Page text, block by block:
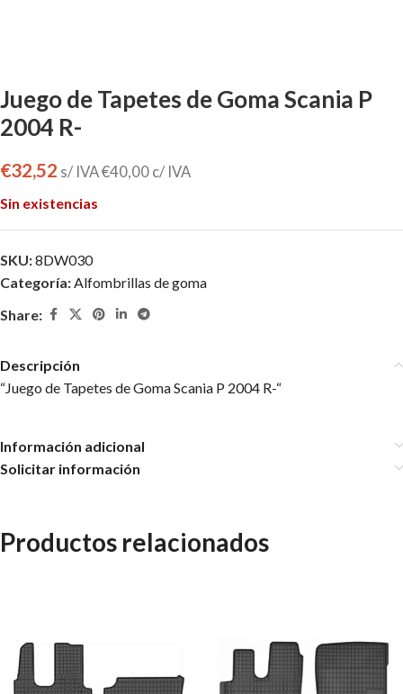
Juego de Tapetes de Goma Scania P
2004 R-
€32,52 s/ IVA€40,00 c/ IVA
Sin existencias
SKU:8DW030
Categoría:Alfombrillas de goma
Share:
Descripción
“Juego de Tapetes de Goma Scania P 2004 R-“
Información adicional
Solicitar información
Productos relacionados